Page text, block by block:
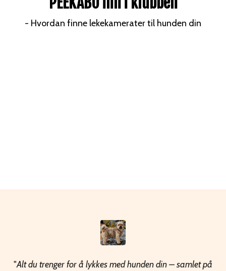
- Hvordan finne lekekamerater til hunden din
"Alt du trenger for å lykkes med hunden din – samlet på